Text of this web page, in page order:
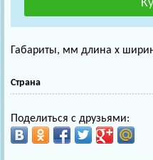
Габариты, мм длина х
Страна
Поделиться с друзьями: